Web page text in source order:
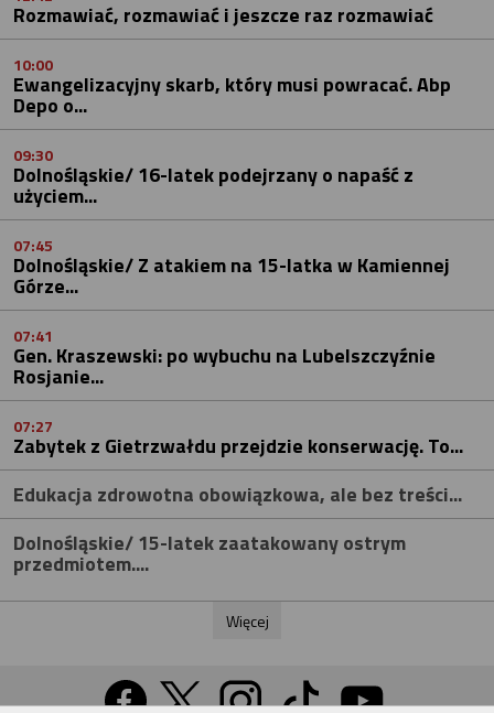
Rozmawiać, rozmawiać i jeszcze raz rozmawiać
10:00
Ewangelizacyjny skarb, który musi powracać. Abp
Depo o...
09:30
Dolnośląskie/ 16-latek podejrzany o napaść z
użyciem...
07:45
Dolnośląskie/ Z atakiem na 15-latka w Kamiennej
Górze...
07:41
Gen. Kraszewski: po wybuchu na Lubelszczyźnie
Rosjanie...
07:27
Zabytek z Gietrzwałdu przejdzie konserwację. To...
Edukacja zdrowotna obowiązkowa, ale bez treści...
Dolnośląskie/ 15-latek zaatakowany ostrym
przedmiotem....
Więcej